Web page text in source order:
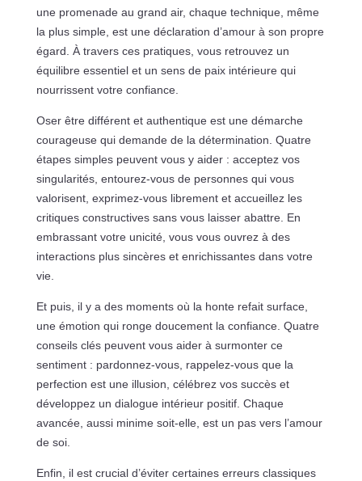
une promenade au grand air, chaque technique, même
la plus simple, est une déclaration d’amour à son propre
égard. À travers ces pratiques, vous retrouvez un
équilibre essentiel et un sens de paix intérieure qui
nourrissent votre confiance.
Oser être différent et authentique est une démarche
courageuse qui demande de la détermination. Quatre
étapes simples peuvent vous y aider : acceptez vos
singularités, entourez-vous de personnes qui vous
valorisent, exprimez-vous librement et accueillez les
critiques constructives sans vous laisser abattre. En
embrassant votre unicité, vous vous ouvrez à des
interactions plus sincères et enrichissantes dans votre
vie.
Et puis, il y a des moments où la honte refait surface,
une émotion qui ronge doucement la confiance. Quatre
conseils clés peuvent vous aider à surmonter ce
sentiment : pardonnez-vous, rappelez-vous que la
perfection est une illusion, célébrez vos succès et
développez un dialogue intérieur positif. Chaque
avancée, aussi minime soit-elle, est un pas vers l’amour
de soi.
Enfin, il est crucial d’éviter certaines erreurs classiques